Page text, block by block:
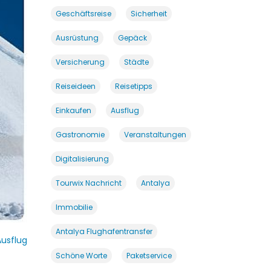
Geschäftsreise Sicherheit
Ausrüstung Gepäck
Versicherung Städte
Reiseideen Reisetipps
Einkaufen Ausflug
Gastronomie Veranstaltungen
Digitalisierung
Tourwix Nachricht Antalya
Immobilie
Antalya Flughafentransfer
Schöne Worte Paketservice